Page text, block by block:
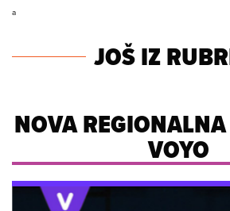
a
JOŠ IZ
NOVA
VOYO